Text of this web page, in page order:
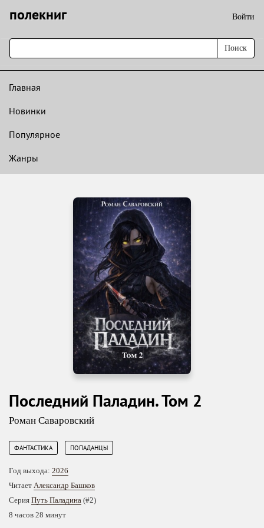
полекниг Войти
Поиск
Главная
Новинки
Популярное
Жанры
Последний Паладин. Том 2
Роман Саваровский
ФАНТАСТИКА ПОПАДАНЦЫ
Год выхода: 2026
Читает Александр Башков
Серия Путь Паладина (#2)
8 часов 28 минут